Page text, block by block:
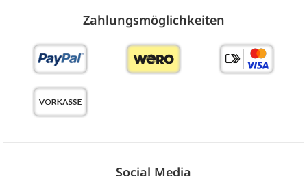
Zahlungs­möglich­keiten
Social Media